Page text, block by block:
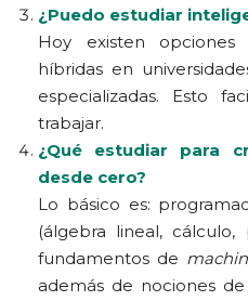
¿Puedo estudiar
Hoy existen
híbridas en
especializadas. Esto
trabajar.
¿Qué estudiar para
desde cero?
Lo básico es:
(álgebra lineal, cálculo,
fundamentos de
además de nociones